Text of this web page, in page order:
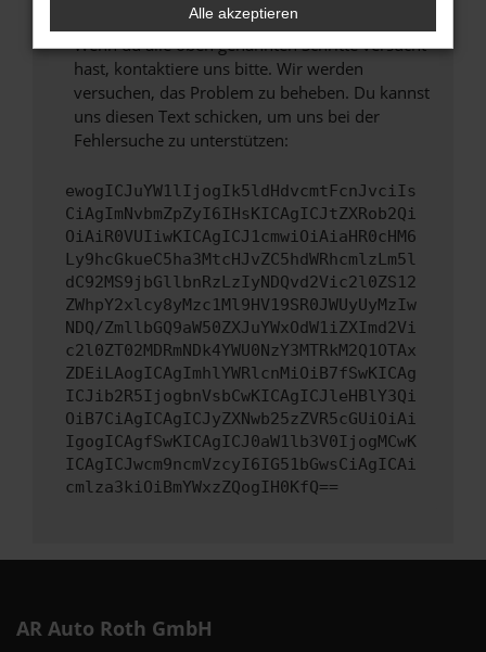
Wende dich an den Webseitenbetreiber.
Wenn du alle oben genannten Schritte versucht
hast, kontaktiere uns bitte. Wir werden
versuchen, das Problem zu beheben. Du kannst
uns diesen Text schicken, um uns bei der
Fehlersuche zu unterstützen:
ewogICJuYW1lIjogIk5ldHdvcmtFcnJvciIs
CiAgImNvbmZpZyI6IHsKICAgICJtZXRob2Qi
OiAiR0VUIiwKICAgICJ1cmwiOiAiaHR0cHM6
Ly9hcGkueC5ha3MtcHJvZC5hdWRhcmlzLm5l
dC92MS9jbGllbnRzLzIyNDQvd2Vic2l0ZS12
ZWhpY2xlcy8yMzc1Ml9HV19SR0JWUyUyMzIw
NDQ/ZmllbGQ9aW50ZXJuYWxOdW1iZXImd2Vi
c2l0ZT02MDRmNDk4YWU0NzY3MTRkM2Q1OTAx
ZDEiLAogICAgImhlYWRlcnMiOiB7fSwKICAg
ICJib2R5IjogbnVsbCwKICAgICJleHBlY3Qi
OiB7CiAgICAgICJyZXNwb25zZVR5cGUiOiAi
IgogICAgfSwKICAgICJ0aW1lb3V0IjogMCwK
ICAgICJwcm9ncmVzcyI6IG51bGwsCiAgICAi
cmlza3kiOiBmYWxzZQogIH0KfQ==
AR Auto Roth GmbH
Alle akzeptieren